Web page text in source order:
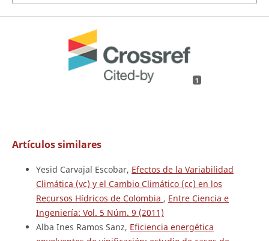
1
Artículos similares
Yesid Carvajal Escobar, Efectos de la Variabilidad
Climática (vc) y el Cambio Climático (cc) en los
Recursos Hídricos de Colombia , Entre Ciencia e
Ingeniería: Vol. 5 Núm. 9 (2011)
Alba Ines Ramos Sanz, Eficiencia energética